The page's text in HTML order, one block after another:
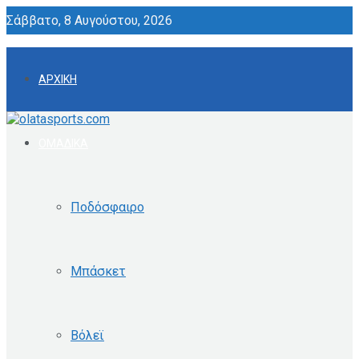
Σάββατο, 8 Αυγούστου, 2026
ΑΡΧΙΚΗ
Ποδόσφαιρο
Μπάσκετ
Βόλεϊ